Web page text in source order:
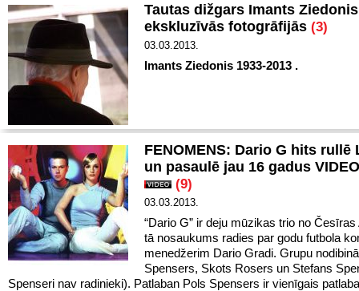
Tautas dižgars Imants Ziedonis
ekskluzīvās fotogrāfijās (3)
03.03.2013.
Imants Ziedonis 1933-2013 .
FENOMENS: Dario G hits rullē
un pasaulē jau 16 gadus
(9)
03.03.2013.
“Dario G” ir deju mūzikas trio no Česīras
tā nosaukums radies par godu futbola
menedžerim Dario Gradi. Grupu
Spensers, Skots Rosers un Stefans
Spenseri nav radinieki). Patlaban Pols Spensers ir vienīgais